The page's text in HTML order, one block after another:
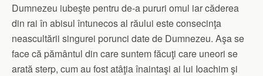
Dumnezeu iubeşte pentru de-a pururi omul iar căderea
din rai în abisul întunecos al răului este consecinţa
neascultării singurei porunci date de Dumnezeu. Aşa se
face că pământul din care suntem făcuţi care uneori se
arată sterp, cum au fost atâţia înaintaşi ai lui Ioachim şi